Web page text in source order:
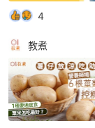
4
教煮